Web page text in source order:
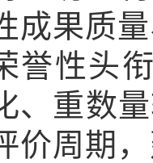
成果质
誉性头
、重数
价周期